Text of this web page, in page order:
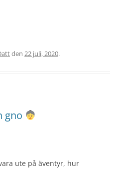
den 22 juli, 2020.
gno
ute på äventyr, hur